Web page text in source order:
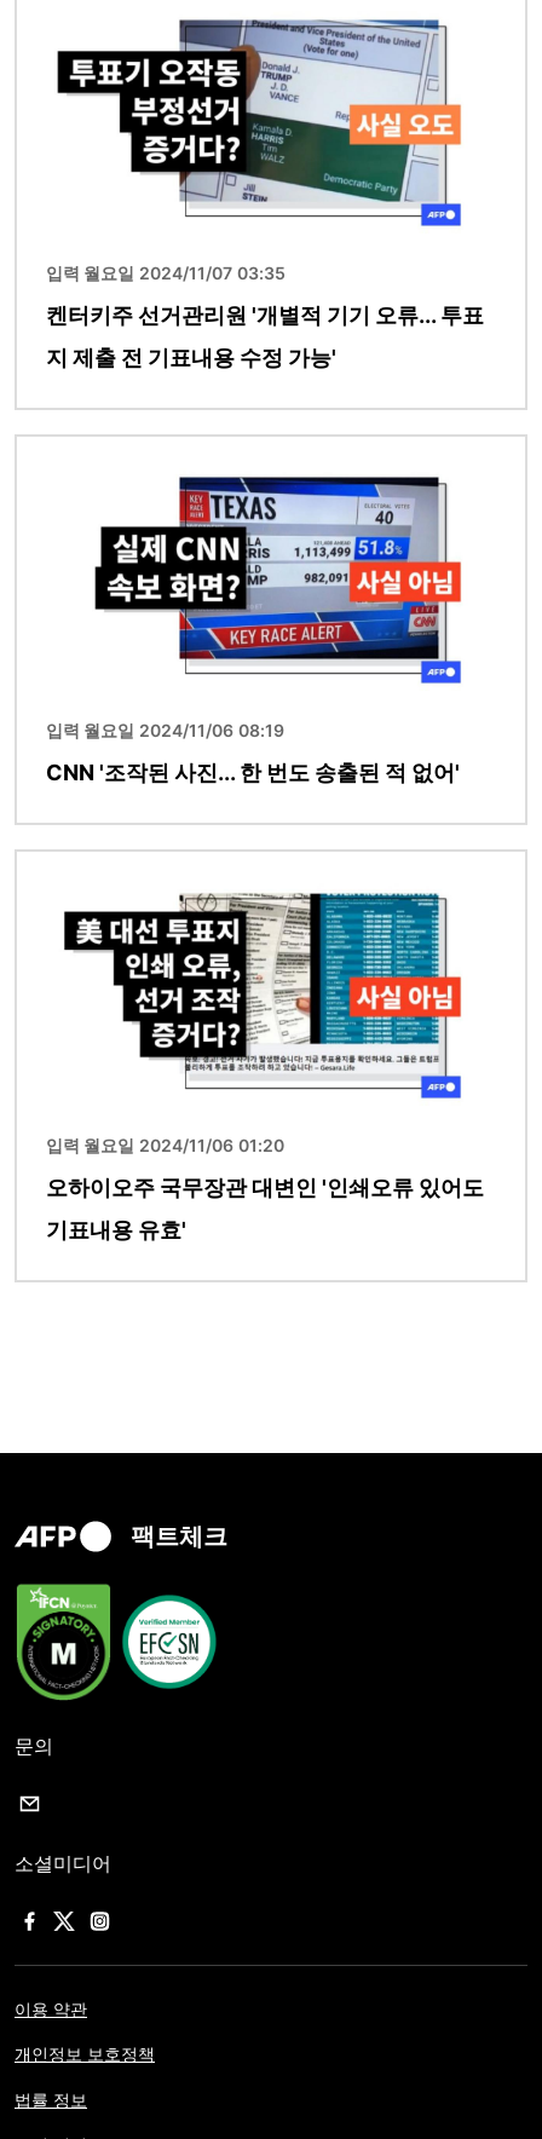
입력 월요일 2024/11/07 03:35
켄터키주 선거관리원 '개별적 기기 오류... 투표
지 제출 전 기표내용 수정 가능'
입력 월요일 2024/11/06 08:19
CNN '조작된 사진... 한 번도 송출된 적 없어'
입력 월요일 2024/11/06 01:20
오하이오주 국무장관 대변인 '인쇄오류 있어도
기표내용 유효'
팩트체크
문의
소셜미디어
이용 약관
개인정보 보호정책
법률 정보